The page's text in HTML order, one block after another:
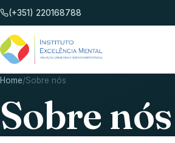
(+351) 220168788
Home/Sobre nós
Sobre nós